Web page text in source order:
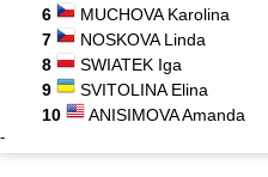
6
MUCHOVA Karolina
7
NOSKOVA Linda
8
SWIATEK Iga
9
SVITOLINA Elina
10
ANISIMOVA Amanda
-